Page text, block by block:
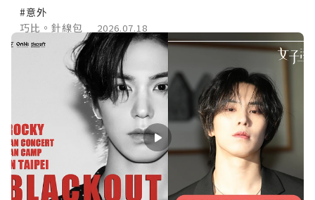
#意外
巧比。針線包
2026.07.18